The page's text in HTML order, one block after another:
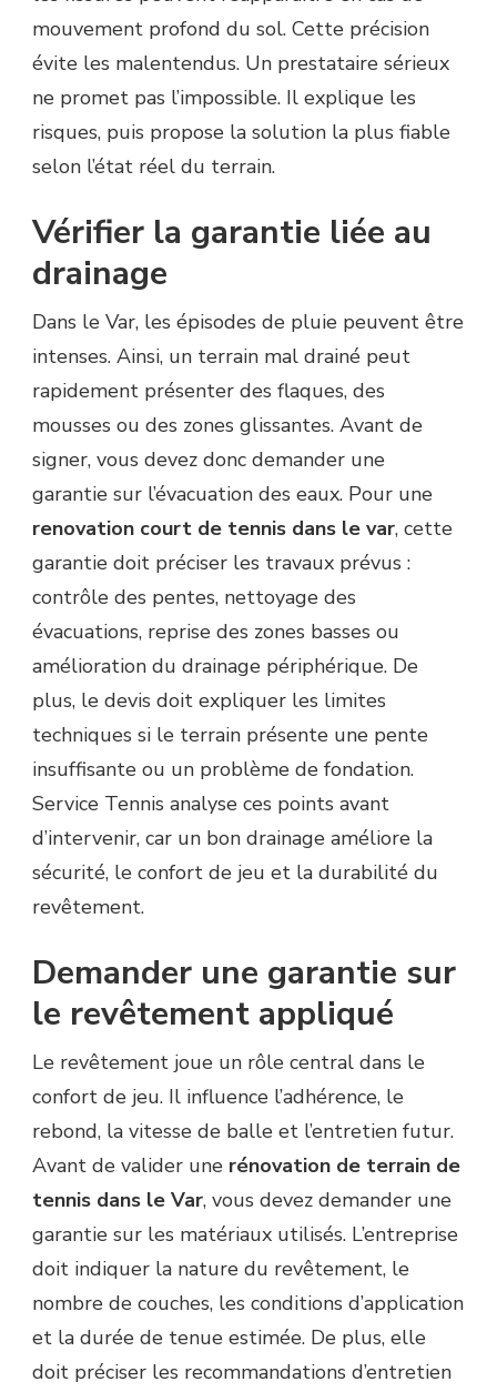
mouvement profond du sol. Cette précision
évite les malentendus. Un prestataire sérieux
ne promet pas l’impossible. Il explique les
risques, puis propose la solution la plus fiable
selon l’état réel du terrain.
Vérifier la garantie liée au
drainage
Dans le Var, les épisodes de pluie peuvent être
intenses. Ainsi, un terrain mal drainé peut
rapidement présenter des flaques, des
mousses ou des zones glissantes. Avant de
signer, vous devez donc demander une
garantie sur l’évacuation des eaux. Pour une
renovation court de tennis dans le var, cette
garantie doit préciser les travaux prévus :
contrôle des pentes, nettoyage des
évacuations, reprise des zones basses ou
amélioration du drainage périphérique. De
plus, le devis doit expliquer les limites
techniques si le terrain présente une pente
insuffisante ou un problème de fondation.
Service Tennis analyse ces points avant
d’intervenir, car un bon drainage améliore la
sécurité, le confort de jeu et la durabilité du
revêtement.
Demander une garantie sur
le revêtement appliqué
Le revêtement joue un rôle central dans le
confort de jeu. Il influence l’adhérence, le
rebond, la vitesse de balle et l’entretien futur.
Avant de valider une rénovation de terrain de
tennis dans le Var, vous devez demander une
garantie sur les matériaux utilisés. L’entreprise
doit indiquer la nature du revêtement, le
nombre de couches, les conditions d’application
et la durée de tenue estimée. De plus, elle
doit préciser les recommandations d’entretien